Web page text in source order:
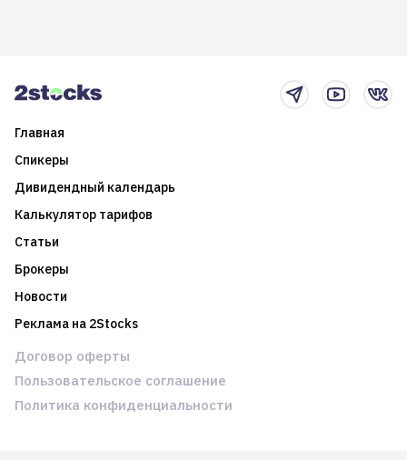
Главная
Спикеры
Дивидендный календарь
Калькулятор тарифов
Статьи
Брокеры
Новости
Реклама на 2Stocks
Договор оферты
Пользовательское соглашение
Политика конфиденциальности